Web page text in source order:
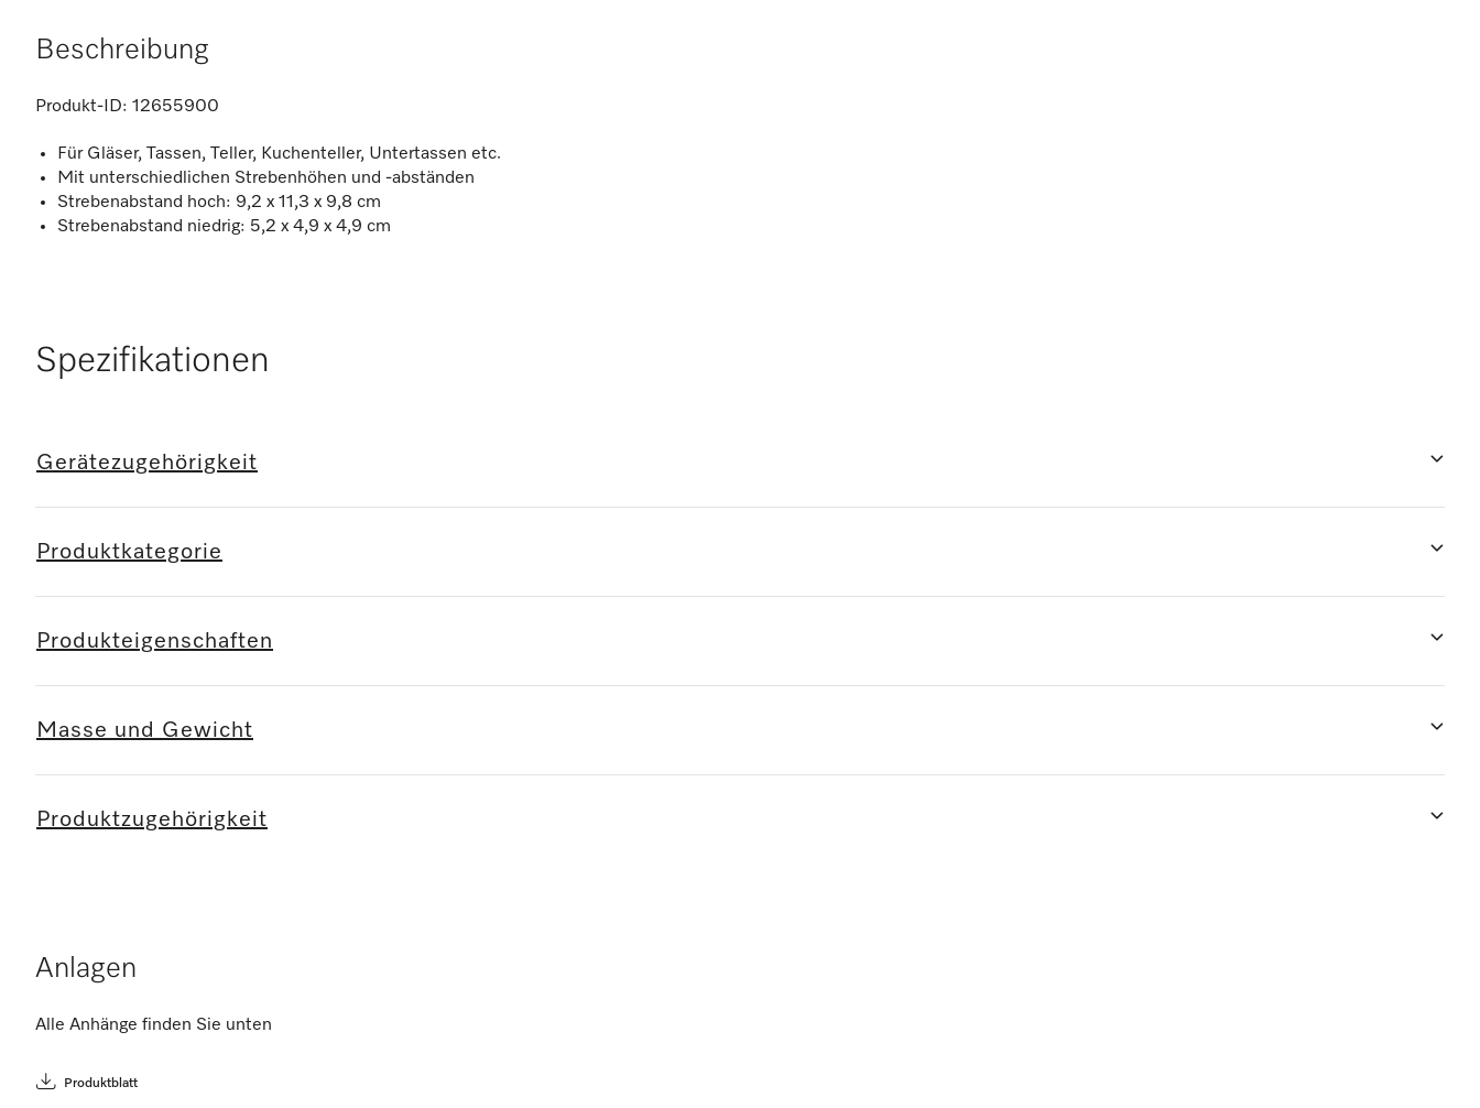
Beschreibung
Produkt-ID: 12655900
Für Gläser, Tassen, Teller, Kuchenteller, Untertassen etc.
Mit unterschiedlichen Strebenhöhen und -abständen
Strebenabstand hoch: 9,2 x 11,3 x 9,8 cm
Strebenabstand niedrig: 5,2 x 4,9 x 4,9 cm
Spezifikationen
Gerätezugehörigkeit
Produktkategorie
Produkteigenschaften
Masse und Gewicht
Produktzugehörigkeit
Anlagen
Alle Anhänge finden Sie unten
Produktblatt